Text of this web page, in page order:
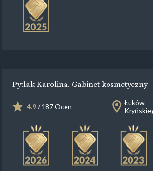
Pytlak Karolina. Gabinet kosmetyczny
4.9/ 187 Ocen
Łuków